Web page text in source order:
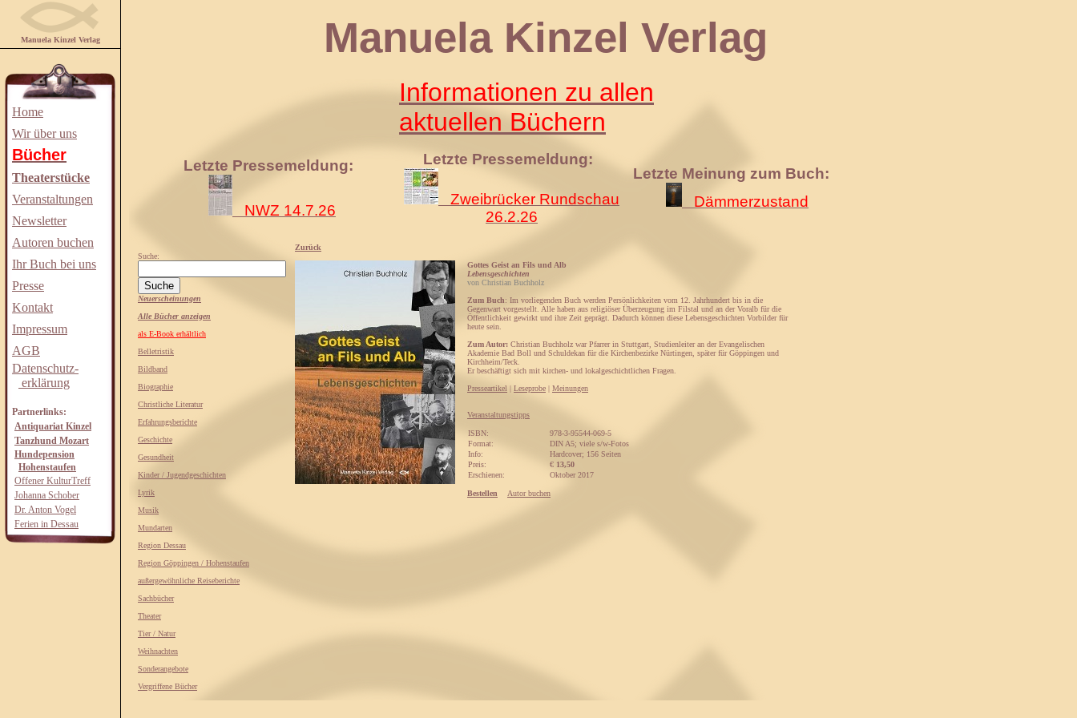
Manuela Kinzel Verlag
Home
Wir über uns
Bücher
Theaterstücke
Veranstaltungen
Newsletter
Autoren buchen
Ihr Buch bei uns
Presse
Kontakt
Impressum
AGB
Datenschutz-
erklärung
Partnerlinks:
Antiquariat Kinzel
Tanzhund Mozart
Hundepension
Hohenstaufen
Offener KulturTreff
Johanna Schober
Dr. Anton Vogel
Ferien in Dessau
Manuela Kinzel Verlag
Informationen zu allen
aktuellen Büchern
Letzte Pressemeldung:
NWZ 14.7.26
Letzte Pressemeldung:
Zweibrücker Rundschau
26.2.26
Letzte Meinung zum Buch:
Dämmerzustand
Suche:
Neuerscheinungen
Alle Bücher anzeigen
als E-Book erhältlich
Belletristik
Bildband
Biographie
Christliche Literatur
Erfahrungsberichte
Geschichte
Gesundheit
Kinder / Jugendgeschichten
Lyrik
Musik
Mundarten
Region Dessau
Region Göppingen / Hohenstaufen
außergewöhnliche Reiseberichte
Sachbücher
Theater
Tier / Natur
Weihnachten
Sonderangebote
Vergriffene Bücher
Zurück
Gottes Geist an Fils und Alb
Lebensgeschichten
von Christian Buchholz
Zum Buch: Im vorliegenden Buch werden Persönlichkeiten vom 12. Jahrhundert bis in die
Gegenwart vorgestellt. Alle haben aus religiöser Überzeugung im Filstal und an der Voralb für die
Öffentlichkeit gewirkt und ihre Zeit geprägt. Dadurch können diese Lebensgeschichten Vorbilder für
heute sein.
Zum Autor: Christian Buchholz war Pfarrer in Stuttgart, Studienleiter an der Evangelischen
Akademie Bad Boll und Schuldekan für die Kirchenbezirke Nürtingen, später für Göppingen und
Kirchheim/Teck.
Er beschäftigt sich mit kirchen- und lokalgeschichtlichen Fragen.
Presseartikel | Leseprobe | Meinungen
Veranstaltungstipps
ISBN:
978-3-95544-069-5
Format:
DIN A5; viele s/w-Fotos
Info:
Hardcover; 156 Seiten
Preis:
€ 13,50
Erschienen:
Oktober 2017
Bestellen Autor buchen